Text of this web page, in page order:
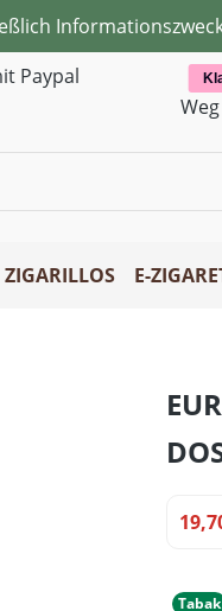
Paypal
Weg
ZIGARILLOS E-
Tabak